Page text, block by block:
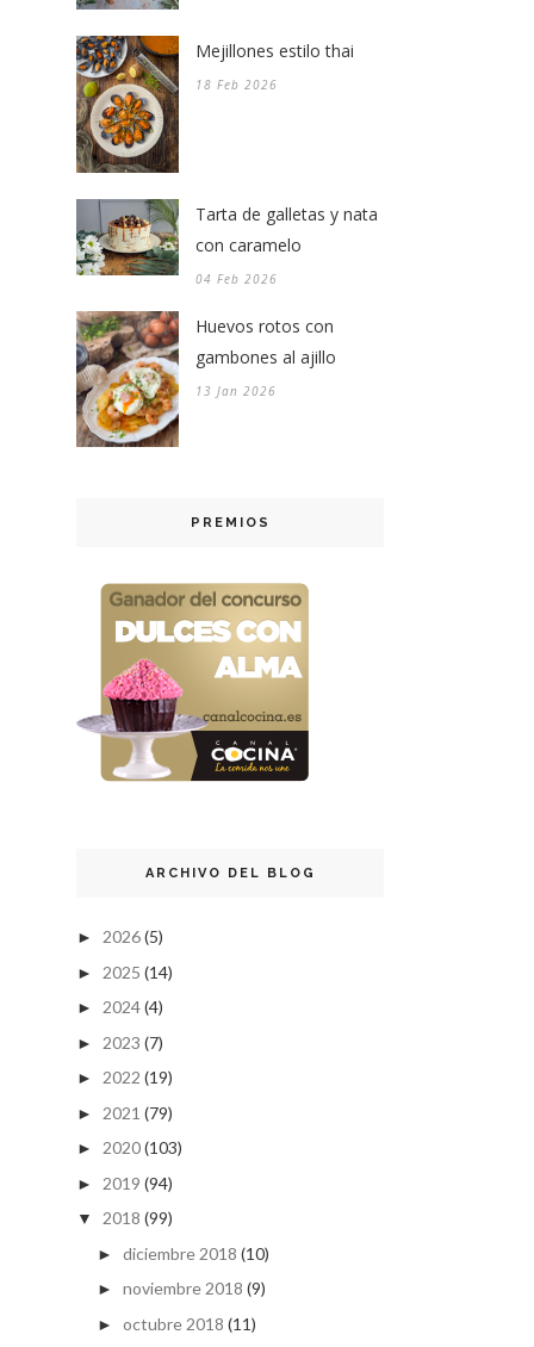
Mejillones estilo thai
18 Feb 2026
Tarta de galletas y nata
con caramelo
04 Feb 2026
Huevos rotos con
gambones al ajillo
13 Jan 2026
PREMIOS
ARCHIVO DEL BLOG
► 2026(5)
► 2025 (14)
► 2024(4)
► 2023 (7)
► 2022 (19)
► 2021 (79)
► 2020(103)
► 2019 (94)
▼ 2018 (99)
► diciembre 2018 (10)
► noviembre 2018 (9)
► octubre 2018 (11)